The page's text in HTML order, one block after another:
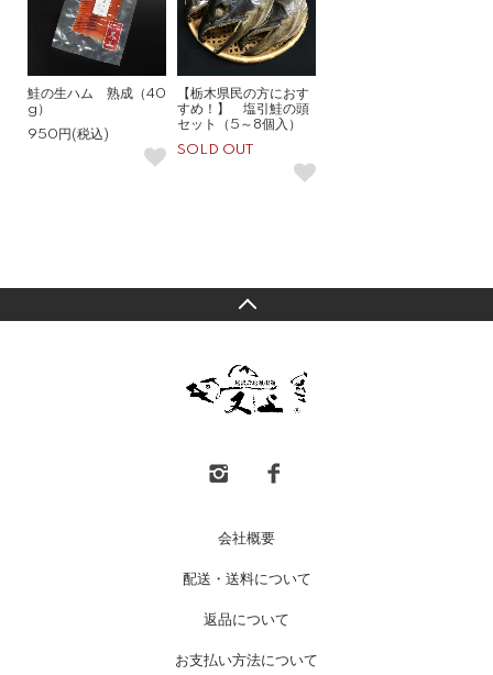
鮭の生ハム 熟成（40
g）
950円(税込)
【栃木県民の方におす
すめ！】 塩引鮭の頭
セット（5～8個入）
SOLD OUT
会社概要
配送・送料について
返品について
お支払い方法について